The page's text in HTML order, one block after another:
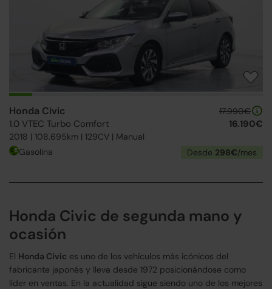
Honda Civic
1.0 VTEC Turbo Comfort
2018 | 108.695km | 129CV | Manual
17.990€
16.190€
Gasolina Desde 298€/mes
Honda Civic de segunda mano y
ocasión
El Honda Civic es uno de los vehículos más icónicos del
fabricante japonés y lleva desde 1972 posicionándose como
líder en ventas. En la actualidad sigue siendo uno de los mejores